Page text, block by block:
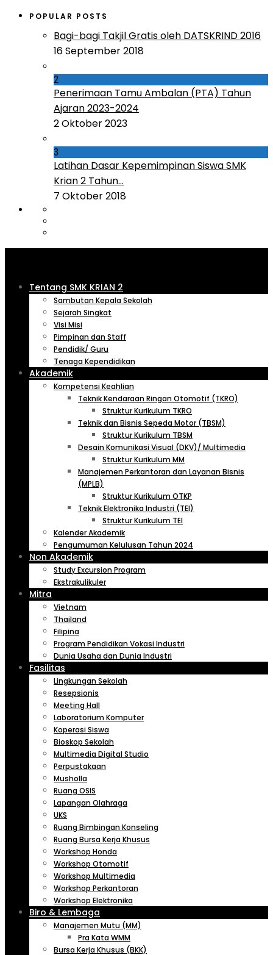
POPULAR POSTS
Bagi-bagi Takjil Gratis oleh DATSKRIND 2016
16 September 2018
2
Penerimaan Tamu Ambalan (PTA) Tahun
Ajaran 2023-2024
2 Oktober 2023
3
Latihan Dasar Kepemimpinan Siswa SMK
Krian 2 Tahun...
7 Oktober 2018
Tentang SMK KRIAN 2
Sambutan Kepala Sekolah
Sejarah Singkat
Visi Misi
Pimpinan dan Staff
Pendidik/ Guru
Tenaga Kependidikan
Akademik
Kompetensi Keahlian
Teknik Kendaraan Ringan Otomotif (TKRO)
Struktur Kurikulum TKRO
Teknik dan Bisnis Sepeda Motor (TBSM)
Struktur Kurikulum TBSM
Desain Komunikasi Visual (DKV)/ Multimedia
Struktur Kurikulum MM
Manajemen Perkantoran dan Layanan Bisnis
(MPLB)
Struktur Kurikulum OTKP
Teknik Elektronika Industri (TEI)
Struktur Kurikulum TEI
Kalender Akademik
Pengumuman Kelulusan Tahun 2024
Non Akademik
Study Excursion Program
Ekstrakulikuler
Mitra
Vietnam
Thailand
Filipina
Program Pendidikan Vokasi Industri
Dunia Usaha dan Dunia Industri
Fasilitas
Lingkungan Sekolah
Resepsionis
Meeting Hall
Laboratorium Komputer
Koperasi Siswa
Bioskop Sekolah
Multimedia Digital Studio
Perpustakaan
Musholla
Ruang OSIS
Lapangan Olahraga
UKS
Ruang Bimbingan Konseling
Ruang Bursa Kerja Khusus
Workshop Honda
Workshop Otomotif
Workshop Multimedia
Workshop Perkantoran
Workshop Elektronika
Biro & Lembaga
Manajemen Mutu (MM)
Pra Kata WMM
Bursa Kerja Khusus (BKK)